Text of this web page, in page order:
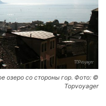
озеро со стороны гор. Фото: ©
Topvoyager